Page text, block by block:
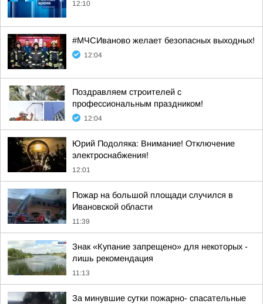
12:10
#МЧСИваново желает безопасных выходных!
12:04
Поздравляем строителей с
профессиональным праздником!
12:04
Юрий Подоляка: Внимание! Отключение
электроснабжения!
12:01
Пожар на большой площади случился в
Ивановской области
11:39
Знак «Купание запрещено» для некоторых -
лишь рекомендация
11:13
За минувшие сутки пожарно- спасательные